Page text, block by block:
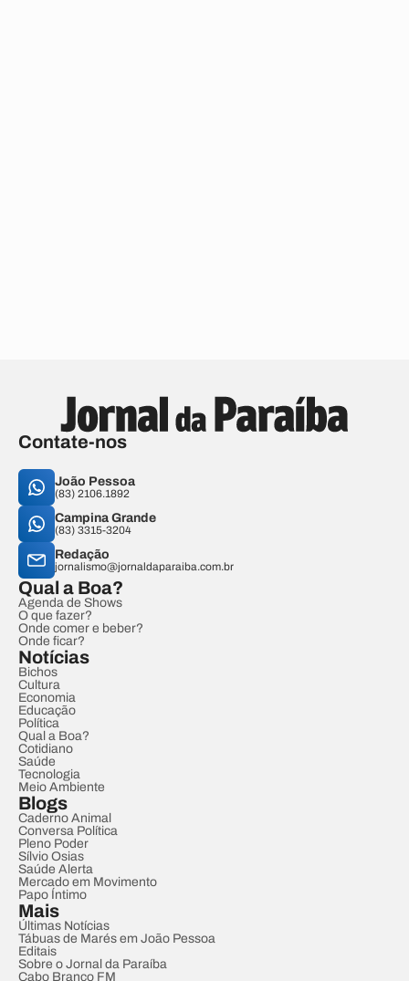
Contate-nos
João Pessoa
(83) 2106.1892
Campina Grande
(83) 3315-3204
Redação
jornalismo@jornaldaparaiba.com.br
Qual a Boa?
Agenda de Shows
O que fazer?
Onde comer e beber?
Onde ficar?
Notícias
Bichos
Cultura
Economia
Educação
Política
Qual a Boa?
Cotidiano
Saúde
Tecnologia
Meio Ambiente
Blogs
Caderno Animal
Conversa Política
Pleno Poder
Sílvio Osias
Saúde Alerta
Mercado em Movimento
Papo Íntimo
Mais
Últimas Notícias
Tábuas de Marés em João Pessoa
Editais
Sobre o Jornal da Paraíba
Cabo Branco FM